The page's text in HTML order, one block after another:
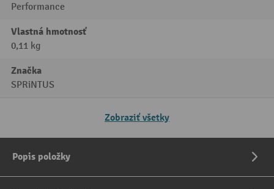
Performance
Vlastná hmotnosť
0,11 kg
Značka
SPRiNTUS
Zobraziť všetky
Popis položky